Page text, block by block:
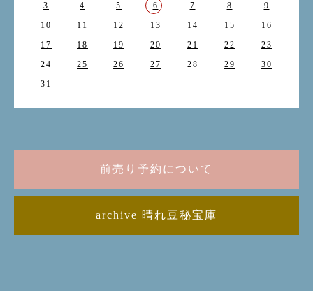
3
4 5 6 7 8
9
10
11 12 13 14 15
16
17
18 19 20 21 22
23
24
25 26 27 28 29
30
31
前売り予約について
archive 晴れ豆秘宝庫